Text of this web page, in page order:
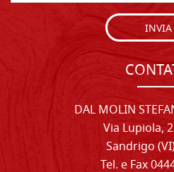
INVIA
DAL MOLIN
Via Lupiola,
Sandrigo
Tel. e Fax